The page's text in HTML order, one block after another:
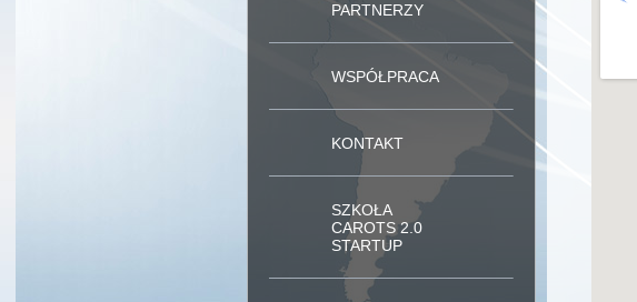
PARTNERZY
WSPÓŁPRACA
KONTAKT
SZKOŁA
CAROTS 2.0
STARTUP